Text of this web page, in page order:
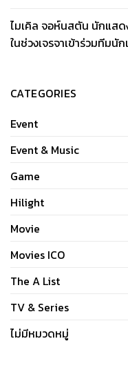
ไมเคิล จอห์นสตัน นักแสด
ในช่วงเจรจาเข้าร่วมทีม
CATEGORIES
Event
Event & Music
Game
Hilight
Movie
Movies ICO
The A List
TV & Series
ไม่มีหมวดหมู่